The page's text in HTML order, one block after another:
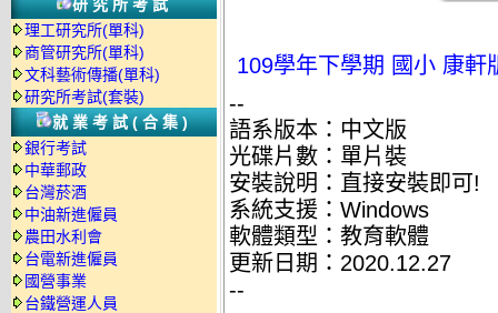
研究所考試
理工研究所(單科)
商管研究所(單科)
文科藝術傳播(單科)
研究所考試(套裝)
就業考試(合集)
銀行考試
中華郵政
台灣菸酒
中油新進僱員
農田水利會
台電新進僱員
國營事業
台鐵營運人員
109學年下學期 國小 康軒
--
語系版本：中文版
光碟片數：單片裝
安裝說明：直接安裝即可!
系統支援：Windows
軟體類型：教育軟體
更新日期：2020.12.27
--